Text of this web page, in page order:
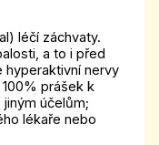
léčí záchvaty.
a to i před
hyperaktivní nervy
prášek k
účelům;
lékaře nebo